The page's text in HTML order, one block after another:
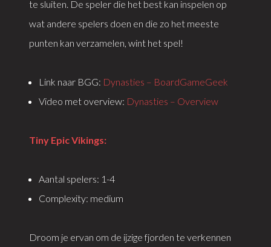
te sluiten. De speler die het best kan inspelen op
wat andere spelers doen en die zo het meeste
punten kan verzamelen, wint het spel!
Link naar BGG: Dynasties – BoardGameGeek
Video met overview: Dynasties – Overview
Tiny Epic Vikings:
Aantal spelers: 1-4
Complexity: medium
Droom je ervan om de ijzige fjorden te verkennen